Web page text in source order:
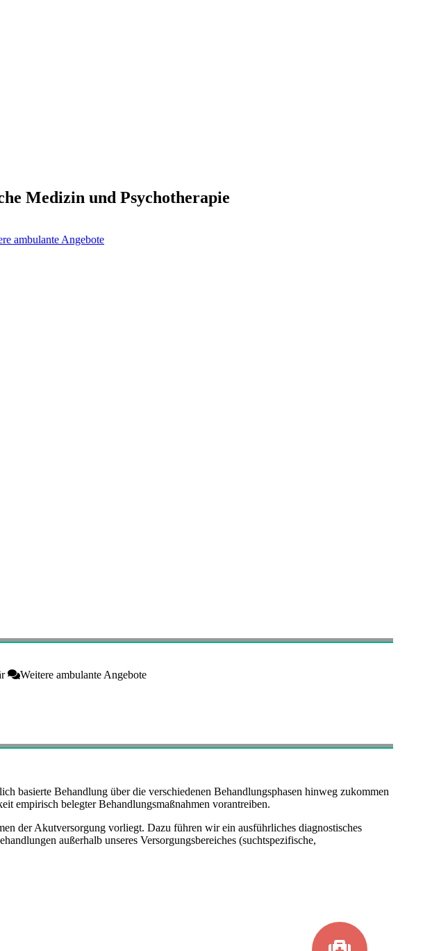
Medizin und Psychotherapie
ambulante Angebote
Weitere ambulante Angebote
basierte Behandlung über die verschiedenen Behandlungsphasen hinweg zukommen
empirisch belegter Behandlungsmaßnahmen vorantreiben.
der Akutversorgung vorliegt. Dazu führen wir ein ausführliches diagnostisches
außerhalb unseres Versorgungsbereiches (suchtspezifische,